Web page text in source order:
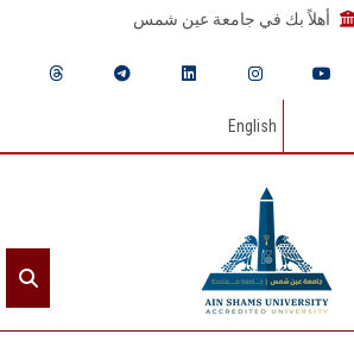
أهلاً بك في جامعة عين شمس
English